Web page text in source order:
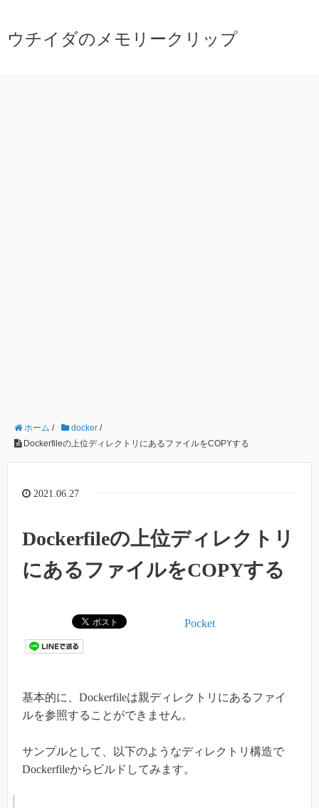
ウチイダのメモリークリップ
ホーム / docker /
Dockerfileの上位ディレクトリにあるファイルをCOPYする
2021.06.27
Dockerfileの上位ディレクトリ
にあるファイルをCOPYする
Pocket
基本的に、Dockerfileは親ディレクトリにあるファイ
ルを参照することができません。
サンプルとして、以下のようなディレクトリ構造で
Dockerfileからビルドしてみます。